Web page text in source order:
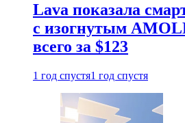
Lava показала
с изогнутым
всего за $123
1 год спустя1 год спустя